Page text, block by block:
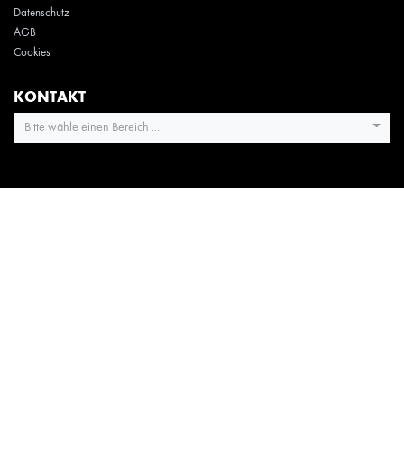
Datenschutz
AGB
Cookies
KONTAKT
Bitte wähle einen Bereich ...